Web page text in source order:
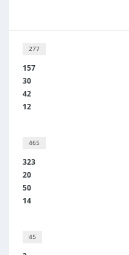
277
157
30
42
12
465
323
20
50
14
45